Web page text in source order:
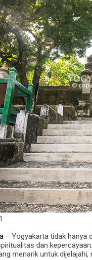
– Yogyakarta tidak hanya
dan
menarik untuk